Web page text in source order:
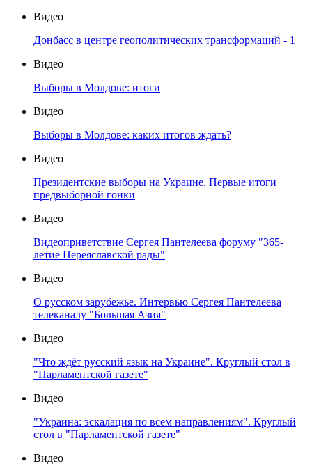
Видео
Донбасс в центре геополитических трансформаций - 1
Видео
Выборы в Молдове: итоги
Видео
Выборы в Молдове: каких итогов ждать?
Видео
Президентские выборы на Украине. Первые итоги
предвыборной гонки
Видео
Видеоприветствие Сергея Пантелеева форуму "365-
летие Переяславской рады"
Видео
О русском зарубежье. Интервью Сергея Пантелеева
телеканалу "Большая Азия"
Видео
"Что ждёт русский язык на Украине". Круглый стол в
"Парламентской газете"
Видео
"Украина: эскалация по всем направлениям". Круглый
стол в "Парламентской газете"
Видео